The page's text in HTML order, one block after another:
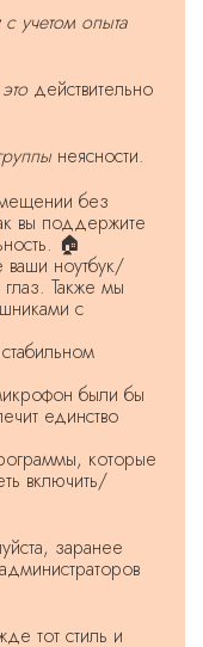
учетом опыта
действительно
неясности.
без
вы поддержите
🏠
ваши ноутбук/
Также мы
с
были бы
единство
которые
включить/
заранее
тот стиль и